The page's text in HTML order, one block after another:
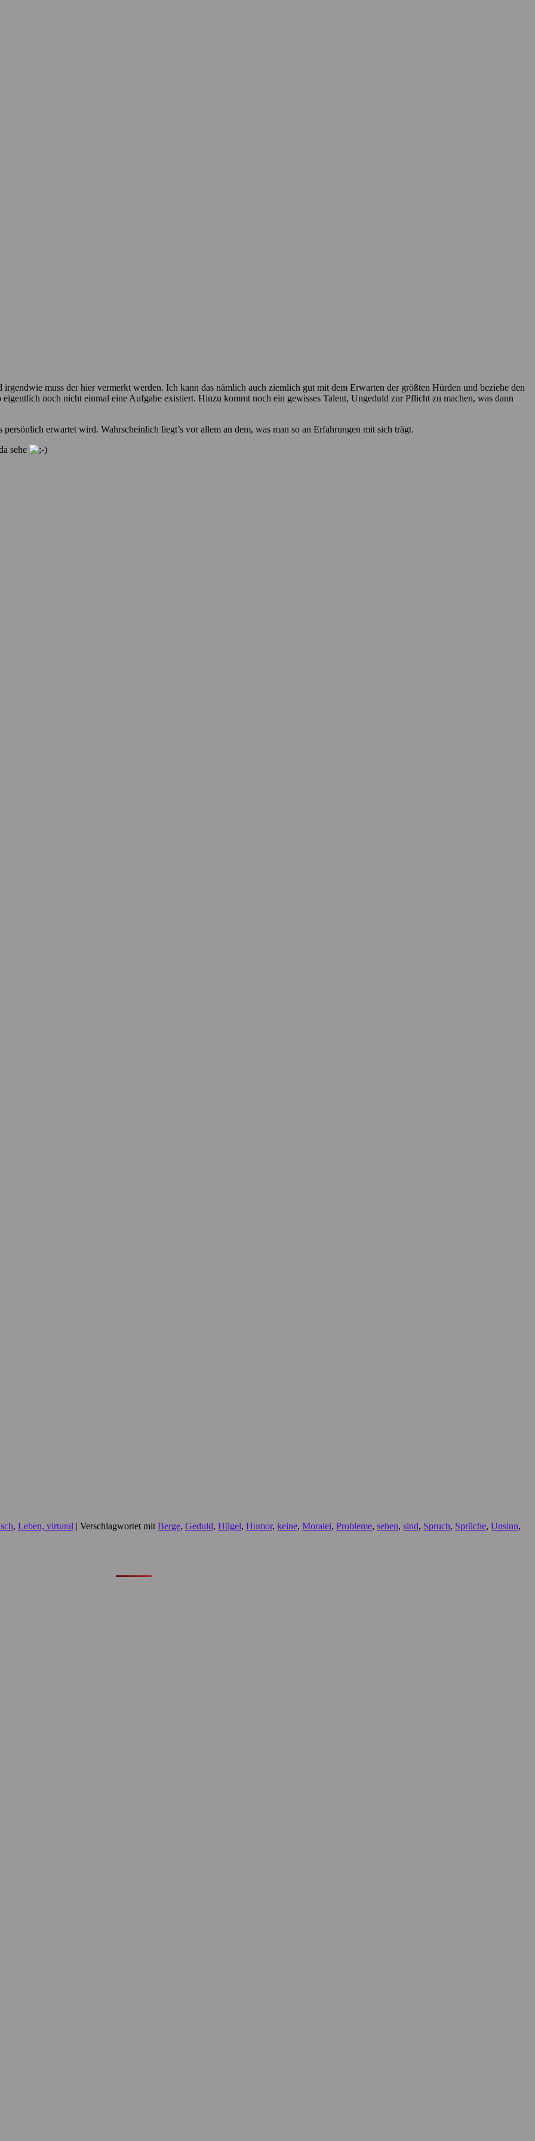
muss der hier vermerkt werden. Ich kann das nämlich auch ziemlich gut mit dem Erwarten der größten Hürden und beziehe den
noch nicht einmal eine Aufgabe existiert. Hinzu kommt noch ein gewisses Talent, Ungeduld zur Pflicht zu machen, was dann
erwartet wird. Wahrscheinlich liegt’s vor allem an dem, was man so an Erfahrungen mit sich trägt.
sehe
, Leben, virtural | Verschlagwortet mit Berge, Geduld, Hügel, Humor, keine, Moralei, Probleme, sehen, sind, Spruch, Sprüche, Unsinn,